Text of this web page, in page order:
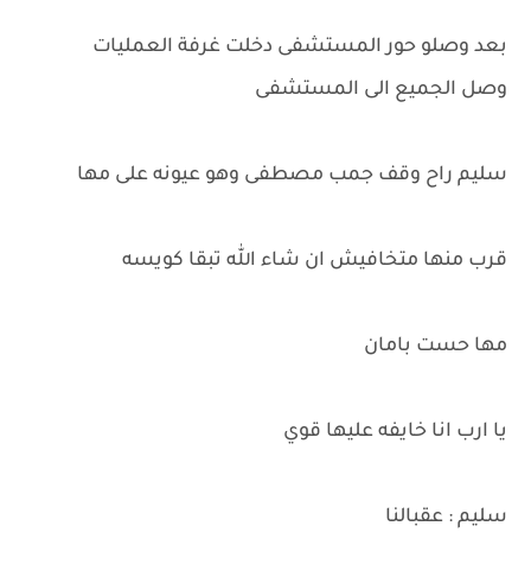
بعد وصلو حور المستشفى دخلت غرفة العمليات
وصل الجميع الى المستشفى
سليم راح وقف جمب مصطفى وهو عيونه على مها
قرب منها متخافيش ان شاء الله تبقا كويسه
مها حست بامان
يا ارب انا خايفه عليها قوي
سليم : عقبالنا